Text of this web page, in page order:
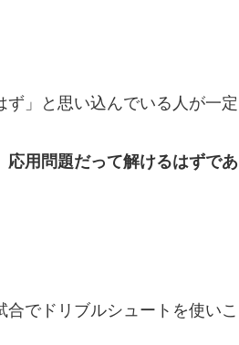
」と思い込んでいる人が一定
応用問題だって解けるはずであ
でドリブルシュートを使いこ